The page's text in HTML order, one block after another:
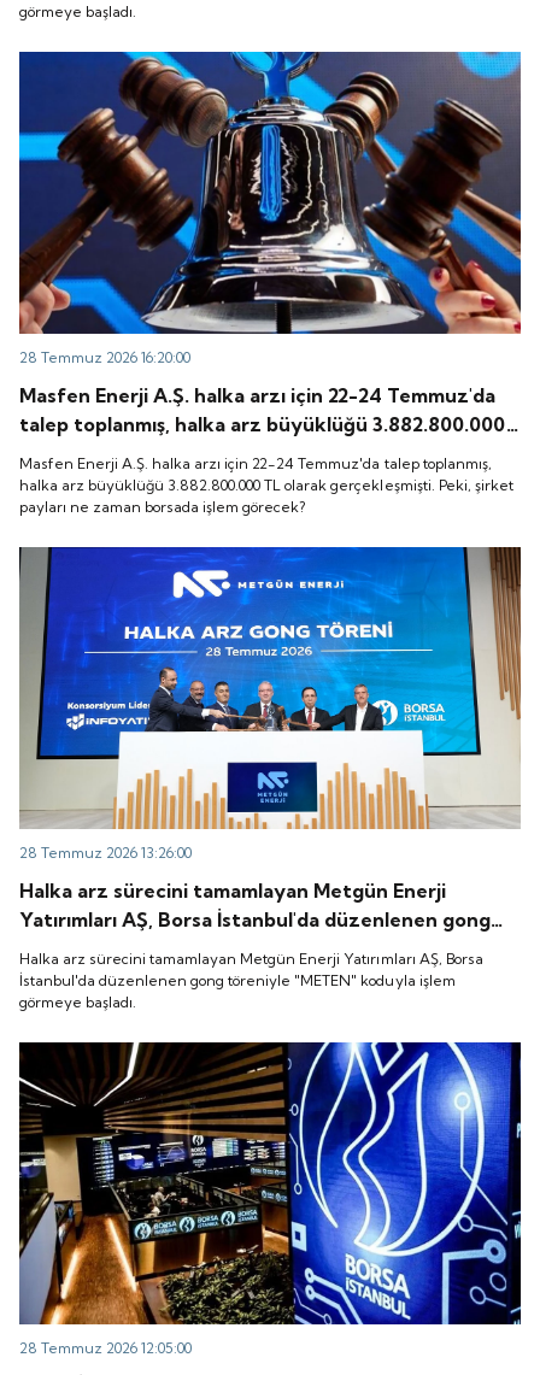
görmeye başladı.
28 Temmuz 2026 16:20:00
Masfen Enerji A.Ş. halka arzı için 22-24 Temmuz'da
talep toplanmış, halka arz büyüklüğü 3.882.800.000
TL olarak gerçekleşmişti. Peki, şirket payları ne
zaman borsada işlem görecek?
Masfen Enerji A.Ş. halka arzı için 22-24 Temmuz'da talep toplanmış,
halka arz büyüklüğü 3.882.800.000 TL olarak gerçekleşmişti. Peki, şirket
payları ne zaman borsada işlem görecek?
28 Temmuz 2026 13:26:00
Halka arz sürecini tamamlayan Metgün Enerji
Yatırımları AŞ, Borsa İstanbul'da düzenlenen gong
töreniyle "METEN" koduyla işlem görmeye başladı.
Halka arz sürecini tamamlayan Metgün Enerji Yatırımları AŞ, Borsa
İstanbul'da düzenlenen gong töreniyle "METEN" koduyla işlem
görmeye başladı.
28 Temmuz 2026 12:05:00